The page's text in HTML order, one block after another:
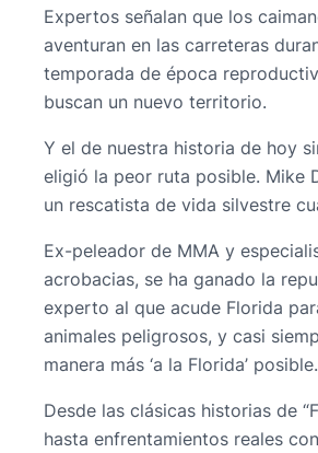
Expertos señalan que los
aventuran en las carreteras
temporada de época
buscan un nuevo territorio.
Y el de nuestra historia de hoy
eligió la peor ruta posible. Mike
un rescatista de vida silvestre
Ex-peleador de MMA y
acrobacias, se ha ganado la
experto al que acude Florida
animales peligrosos, y casi
manera más ‘a la Florida’ posible.
Desde las clásicas historias de
hasta enfrentamientos reales